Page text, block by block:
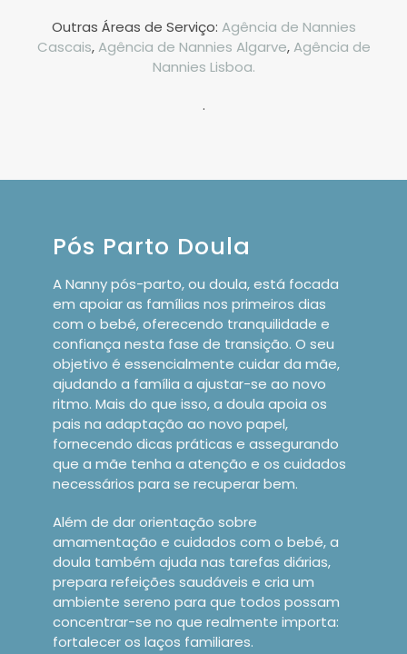
Outras Áreas de Serviço: Agência de Nannies
Cascais,Agência de Nannies Algarve,Agência de
Nannies Lisboa.
.
Pós Parto Doula
A Nanny pós-parto, ou doula, está focada
em apoiar as famílias nos primeiros dias
com o bebé, oferecendo tranquilidade e
confiança nesta fase de transição. O seu
objetivo é essencialmente cuidar da mãe,
ajudando a família a ajustar-se ao novo
ritmo. Mais do que isso, a doula apoia os
pais na adaptação ao novo papel,
fornecendo dicas práticas e assegurando
que a mãe tenha a atenção e os cuidados
necessários para se recuperar bem.
Além de dar orientação sobre
amamentação e cuidados com o bebé, a
doula também ajuda nas tarefas diárias,
prepara refeições saudáveis e cria um
ambiente sereno para que todos possam
concentrar-se no que realmente importa:
fortalecer os laços familiares.